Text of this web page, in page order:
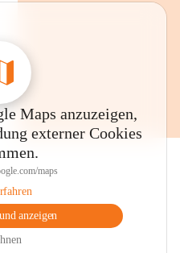
Maps anzuzeigen,
externer Cookies
maps
anzeigen